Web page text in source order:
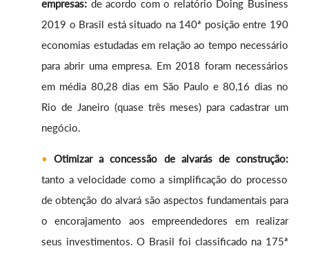
empresas: de acordo com o relatório Doing Busi­ness
2019 o Brasil está situado na 140ª posição entre 190
economias estudadas em rela­ção ao tempo necessário
para abrir uma empresa. Em 2018 foram necessários
em média 80,28 dias em São Paulo e 80,16 dias no
Rio de Janeiro (quase três meses) para cadastrar um
ne­gócio.
Otimizar a concessão de alvarás de construção:
tanto a velocidade como a simplificação do processo
de obtenção do alvará são aspectos fundamentais para
o encorajamento aos empreendedores em realizar
seus investimentos. O Brasil foi classificado na 175ª